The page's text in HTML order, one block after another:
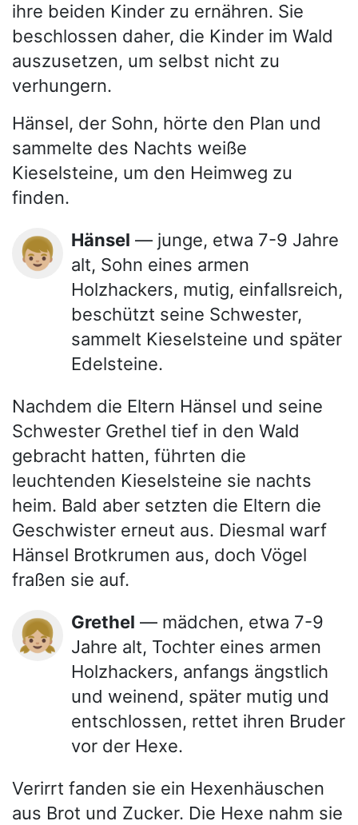
ihre beiden Kinder zu ernähren. Sie
beschlossen daher, die Kinder im Wald
auszusetzen, um selbst nicht zu
verhungern.
Hänsel, der Sohn, hörte den Plan und
sammelte des Nachts weiße
Kieselsteine, um den Heimweg zu
finden.
👦🏼 Hänsel — junge, etwa 7-9 Jahre
alt, Sohn eines armen
Holzhackers, mutig, einfallsreich,
beschützt seine Schwester,
sammelt Kieselsteine und später
Edelsteine.
Nachdem die Eltern Hänsel und seine
Schwester Grethel tief in den Wald
gebracht hatten, führten die
leuchtenden Kieselsteine sie nachts
heim. Bald aber setzten die Eltern die
Geschwister erneut aus. Diesmal warf
Hänsel Brotkrumen aus, doch Vögel
fraßen sie auf.
👧🏼 Grethel — mädchen, etwa 7-9
Jahre alt, Tochter eines armen
Holzhackers, anfangs ängstlich
und weinend, später mutig und
entschlossen, rettet ihren Bruder
vor der Hexe.
Verirrt fanden sie ein Hexenhäuschen
aus Brot und Zucker. Die Hexe nahm sie